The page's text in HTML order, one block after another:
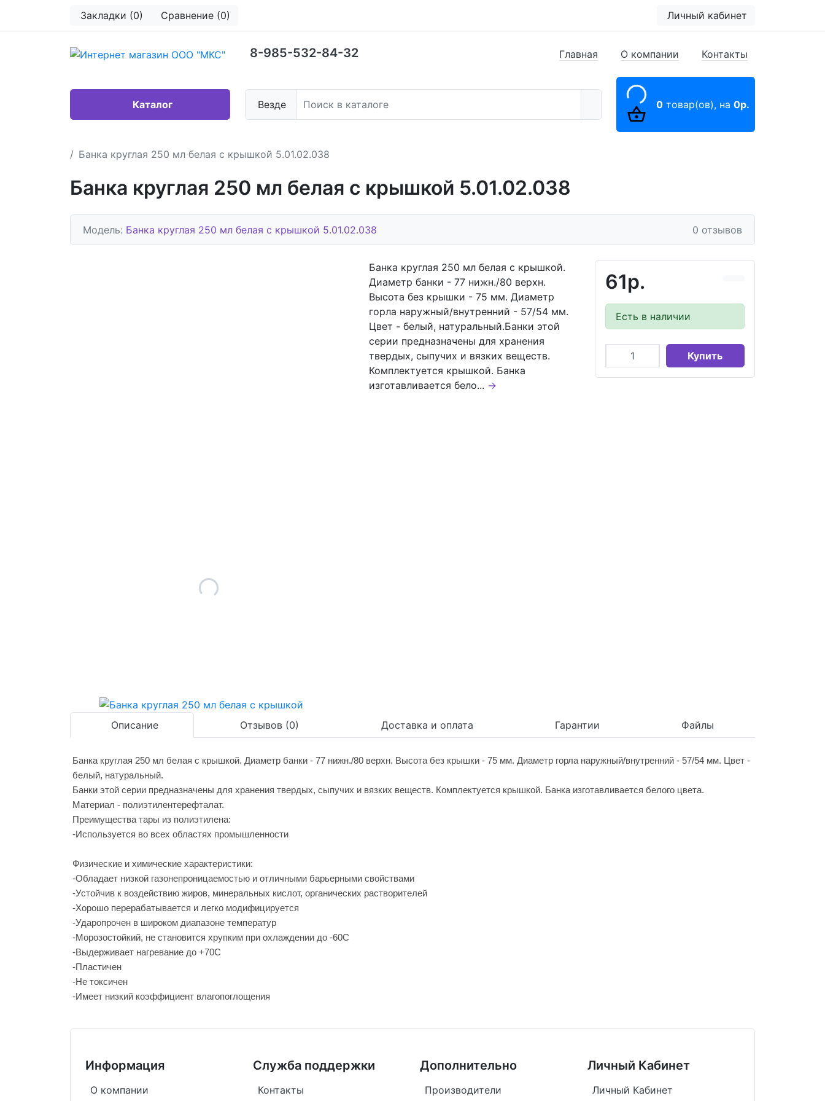
Закладки (0) Сравнение (0) Личный кабинет
8-985-532-84-32
Везде
Главная О компании Контакты
0 товар(ов), на 0р.
Каталог
Банка круглая 250 мл белая с крышкой 5.01.02.038
Банка круглая 250 мл белая с крышкой 5.01.02.038
Модель: Банка круглая 250 мл белая с крышкой 5.01.02.038 0 отзывов
61р.
Есть в наличии
Купить
Банка круглая 250 мл белая с крышкой.
Диаметр банки - 77 нижн./80 верхн.
Высота без крышки - 75 мм. Диаметр
горла наружный/внутренний - 57/54 мм.
Цвет - белый, натуральный.Банки этой
серии предназначены для хранения
твердых, сыпучих и вязких веществ.
Комплектуется крышкой. Банка
изготавливается бело... →
Описание Отзывов (0) Доставка и оплата Гарантии Файлы
Банка круглая 250 мл белая с крышкой. Диаметр банки - 77 нижн./80 верхн. Высота без крышки - 75 мм. Диаметр горла наружный/внутренний - 57/54 мм. Цвет -
белый, натуральный.
Банки этой серии предназначены для хранения твердых, сыпучих и вязких веществ. Комплектуется крышкой. Банка изготавливается белого цвета.
Материал - полиэтилентерефталат.
Преимущества тары из полиэтилена:
-Используется во всех областях промышленности
Физические и химические характеристики:
-Обладает низкой газонепроницаемостью и отличными барьерными свойствами
-Устойчив к воздействию жиров, минеральных кислот, органических растворителей
-Хорошо перерабатывается и легко модифицируется
-Ударопрочен в широком диапазоне температур
-Морозостойкий, не становится хрупким при охлаждении до -60С
-Выдерживает нагревание до +70С
-Пластичен
-Не токсичен
-Имеет низкий коэффициент влагопоглощения
Информация
О компании
Служба поддержки
Контакты
Дополнительно
Производители
Личный Кабинет
Личный Кабинет